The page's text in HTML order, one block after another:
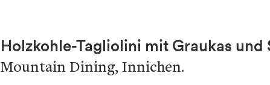
Holzkohle-Tagliolini mit Graukas und
Mountain Dining, Innichen.